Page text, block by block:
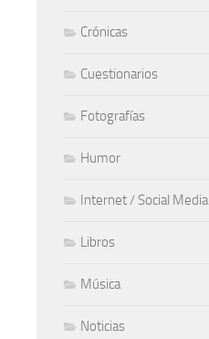
Crónicas
Cuestionarios
Fotografías
Humor
Internet / Social Media
Libros
Música
Noticias